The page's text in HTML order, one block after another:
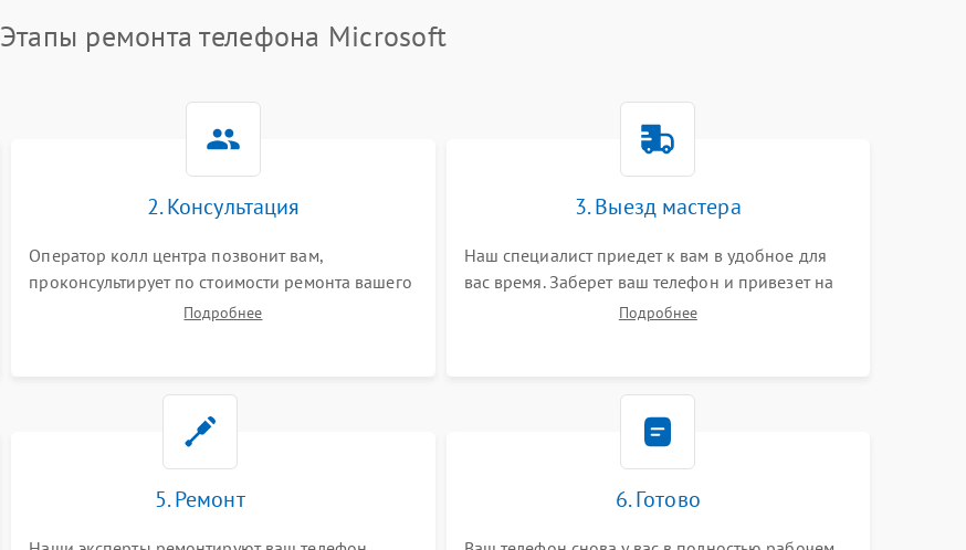
Этапы ремонта телефона Microsoft
2. Консультация
Оператор колл центра позвонит вам,
проконсультирует по стоимости ремонта вашего
телефона а также ответит на все ваши вопросы.
Подробнее
3. Выезд мастера
Наш специалист приедет к вам в удобное для
вас время. Заберет ваш телефон и привезет на
склад для диагностики.Подробнее
5. Ремонт 6. Готово